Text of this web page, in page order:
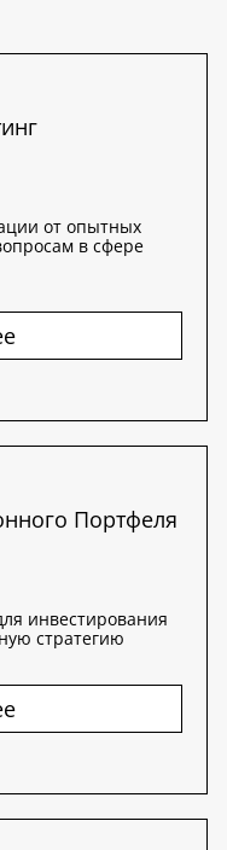
от опытных
в сфере
Портфеля
инвестирования
стратегию